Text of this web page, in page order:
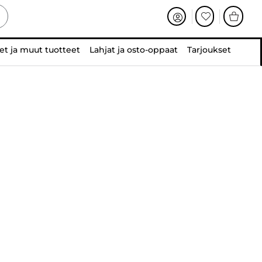
ja muut tuotteet Lahjat ja osto-oppaat Tarjoukset